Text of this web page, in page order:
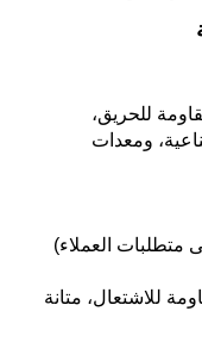
للحريق،
ومعدات
للاشتعال، متانة